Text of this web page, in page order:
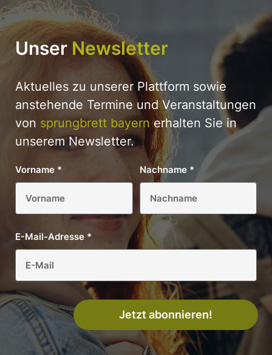
Unser Newsletter
Aktuelles zu unserer Plattform sowie
anstehende Termine und Veranstaltungen
von sprungbrett bayernerhalten Sie in
unserem Newsletter.
Vorname * Nachname *
E-Mail-Adresse *
Jetzt abonnieren!